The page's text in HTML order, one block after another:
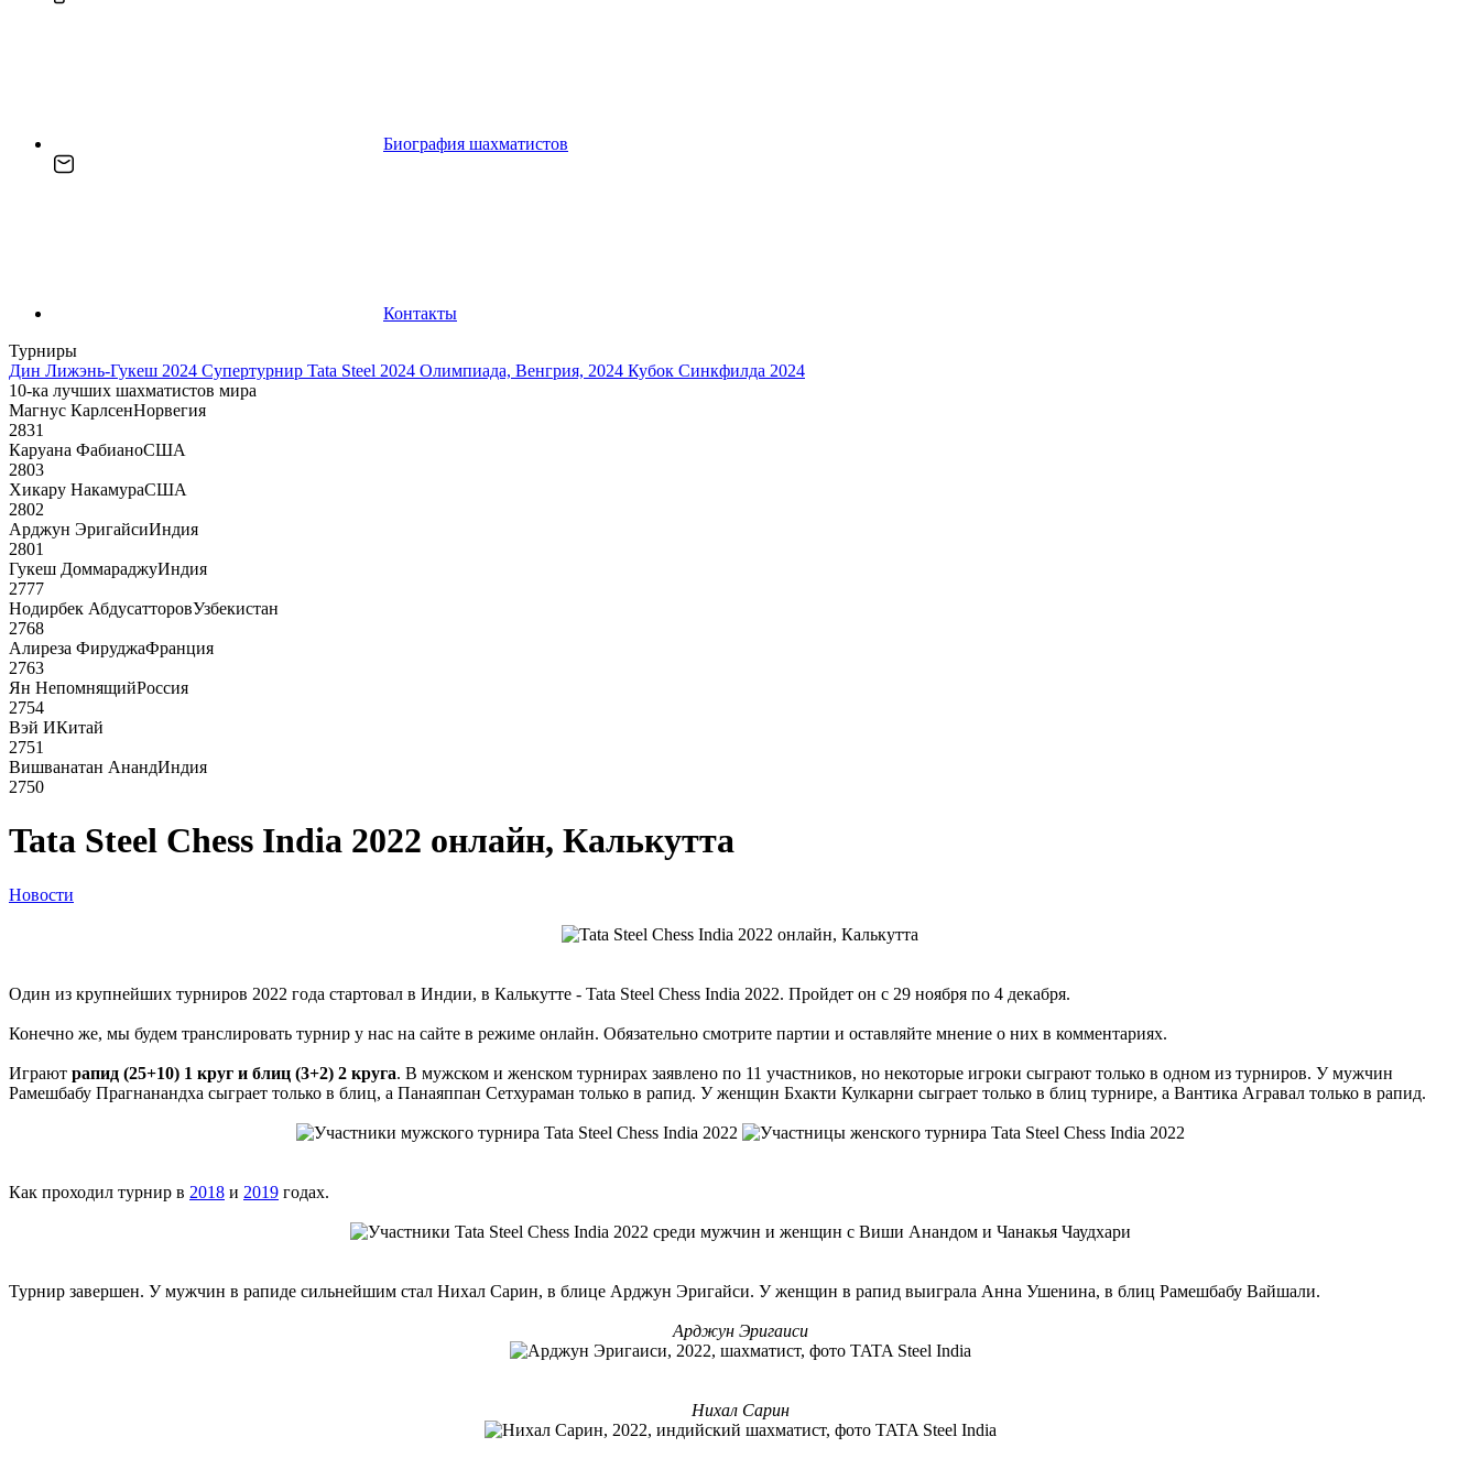
Биография шахматистов
Контакты
Турниры
Дин Лижэнь-Гукеш 2024 Супертурнир Tata Steel 2024 Олимпиада, Венгрия, 2024 Кубок Синкфилда 2024
10-ка лучших шахматистов мира
Магнус КарлсенНорвегия
2831
Каруана ФабианоСША
2803
Хикару НакамураСША
2802
Арджун ЭригайсиИндия
2801
Гукеш ДоммараджуИндия
2777
Нодирбек АбдусатторовУзбекистан
2768
Алиреза ФируджаФранция
2763
Ян НепомнящийРоссия
2754
Вэй ИКитай
2751
Вишванатан АнандИндия
2750
Tata Steel Chess India 2022 онлайн, Калькутта
Новости
Один из крупнейших турниров 2022 года стартовал в Индии, в Калькутте - Tata Steel Chess India 2022. Пройдет он с 29 ноября по 4 декабря.
Конечно же, мы будем транслировать турнир у нас на сайте в режиме онлайн. Обязательно смотрите партии и оставляйте мнение о них в комментариях.
Играют рапид (25+10) 1 круг и блиц (3+2) 2 круга. В мужском и женском турнирах заявлено по 11 участников, но некоторые игроки сыграют только в одном из турниров. У мужчин
Рамешбабу Прагнанандха сыграет только в блиц, а Панаяппан Сетхураман только в рапид. У женщин Бхакти Кулкарни сыграет только в блиц турнире, а Вантика Агравал только в рапид.
Как проходил турнир в 2018 и 2019 годах.
Турнир завершен. У мужчин в рапиде сильнейшим стал Нихал Сарин, в блице Арджун Эригайси. У женщин в рапид выиграла Анна Ушенина, в блиц Рамешбабу Вайшали.
Арджун Эригаиси
Нихал Сарин